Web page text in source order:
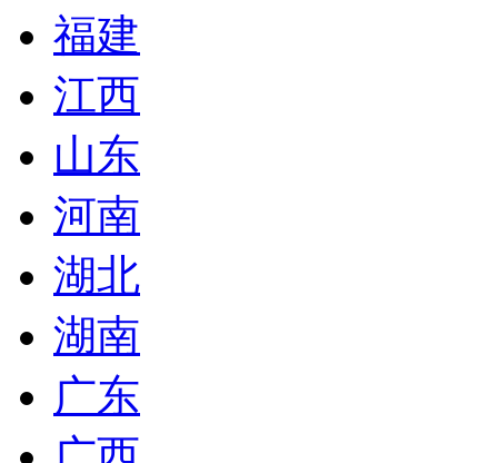
福建
江西
山东
河南
湖北
湖南
广东